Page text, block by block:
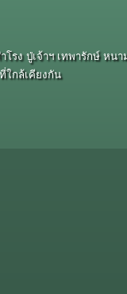
รง ปู่เจ้าฯ เทพารักษ์ หน
ใกล้เคียงกัน